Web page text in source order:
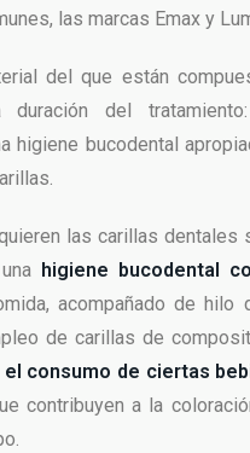
las marcas Emax y
del que están
duración del
higiene bucodental
las carillas
higiene bucodental
acompañado de
de carillas de
consumo de ciertas
contribuyen a la